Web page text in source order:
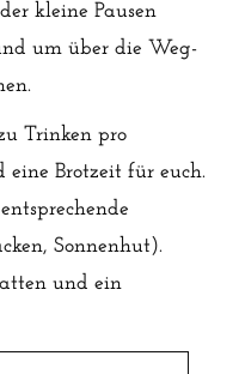
kleine Pausen
um über die Weg-
Trinken pro
eine Brotzeit für euch.
Sonnenhut).
und ein